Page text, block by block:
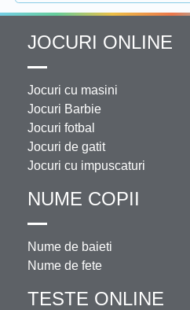
JOCURI ONLINE
Jocuri cu masini
Jocuri Barbie
Jocuri fotbal
Jocuri de gatit
Jocuri cu impuscaturi
NUME COPII
Nume de baieti
Nume de fete
TESTE ONLINE